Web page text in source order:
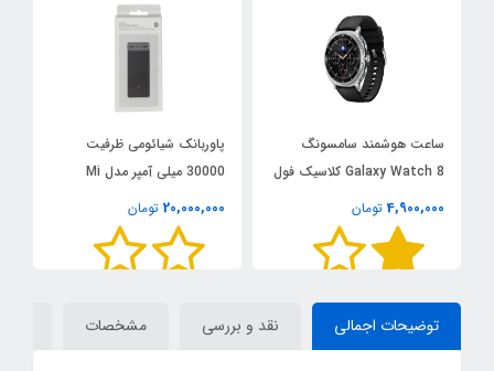
ساعت هوشمند سامسونگ
Galaxy Watch 8 کلاسیک فول
کپی | سایز 45 میلی متر
4,900,000 تومان
پاوربانک شیائومی ظرفیت
30000 میلی آمپر مدل Mi
Power Bank 30000mAh
PB3018ZM
20,000,000 تومان
توضیحات اجمالی نقد و بررسی مشخصات